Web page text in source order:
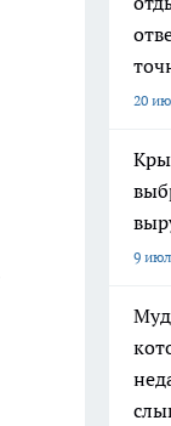
20
9